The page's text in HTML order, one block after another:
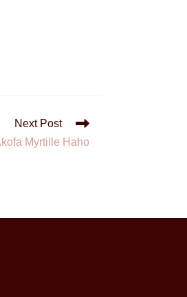
Next Post
Myrtille Haho